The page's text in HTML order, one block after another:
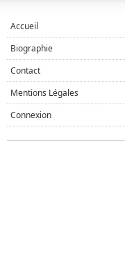
Accueil
Biographie
Contact
Mentions Légales
Connexion